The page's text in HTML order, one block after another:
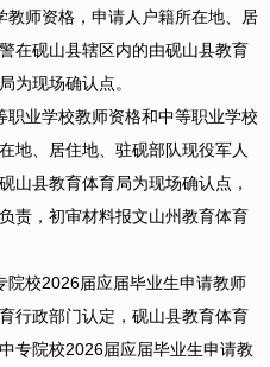
教师资格，申请人户籍所在地、居
在砚山县辖区内的由砚山县教育
为现场确认点。
职业学校教师资格和中等职业学校
地、居住地、驻砚部队现役军人
山县教育体育局为现场确认点，
责，初审材料报文山州教育体育
院校2026届应届毕业生申请教师
行政部门认定，砚山县教育体育
专院校2026届应届毕业生申请教